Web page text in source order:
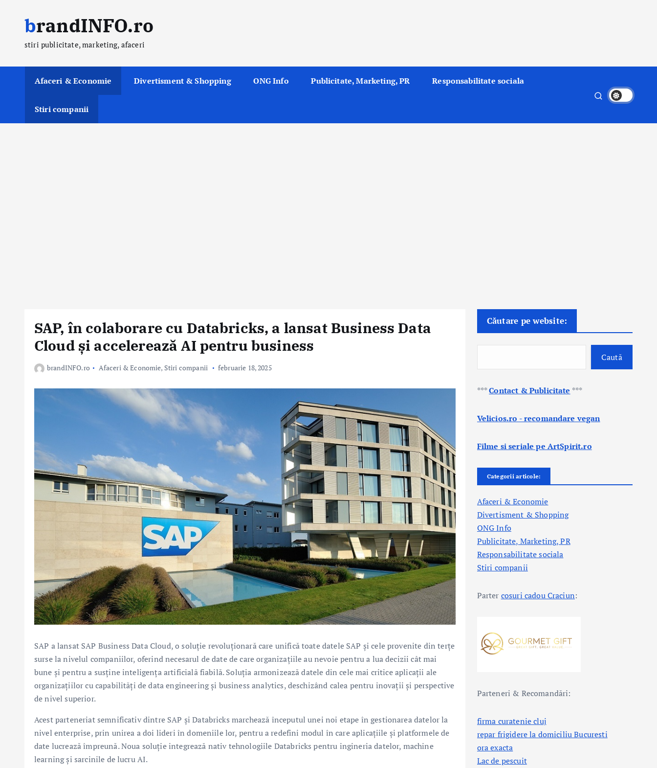
t
brandINFO.ro
stiri publicitate, marketing, afaceri
Afaceri & Economie Divertisment & Shopping ONG Info Publicitate, Marketing, PR Responsabilitate sociala
Stiri companii
SAP, în colaborare cu Databricks, a lansat Business Data
Cloud și accelerează AI pentru business
brandINFO.ro Afaceri & Economie, Stiri companii februarie 18, 2025
SAP a lansat SAP Business Data Cloud, o soluție revoluționară care unifică toate datele SAP și cele provenite din terțe
surse la nivelul companiilor, oferind necesarul de date de care organizațiile au nevoie pentru a lua decizii cât mai
bune și pentru a susține inteligența artificială fiabilă. Soluția armonizează datele din cele mai critice aplicații ale
organizațiilor cu capabilități de data engineering și business analytics, deschizând calea pentru inovații și perspective
de nivel superior.
Acest parteneriat semnificativ dintre SAP și Databricks marchează începutul unei noi etape în gestionarea datelor la
nivel enterprise, prin unirea a doi lideri în domeniile lor, pentru a redefini modul în care aplicațiile și platformele de
date lucrează împreună. Noua soluție integrează nativ tehnologiile Databricks pentru ingineria datelor, machine
learning și sarcinile de lucru AI.
Căutare pe website:
Caută
***Contact & Publicitate ***
Velicios.ro - recomandare vegan
Filme si seriale pe ArtSpirit.ro
Categorii articole:
Afaceri & Economie
Divertisment & Shopping
ONG Info
Publicitate, Marketing, PR
Responsabilitate sociala
Stiri companii
Parter cosuri cadou Craciun:
Parteneri & Recomandări:
firma curatenie cluj
repar frigidere la domiciliu Bucuresti
ora exacta
Lac de pescuit